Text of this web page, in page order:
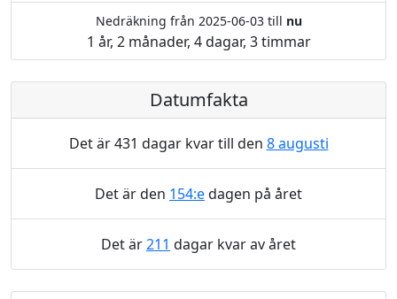
Nedräkning från 2025-06-03 till nu
1 år, 2 månader, 4 dagar, 3 timmar
Datumfakta
Det är 431 dagar kvar till den 8 augusti
Det är den 154:edagen på året
Det är211 dagar kvar av året